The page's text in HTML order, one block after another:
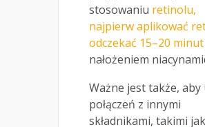
stosowaniu retinolu,
najpierw aplikować
odczekać 15–20 minut
nałożeniem
Ważne jest także, aby
połączeń z innymi
składnikami, takimi